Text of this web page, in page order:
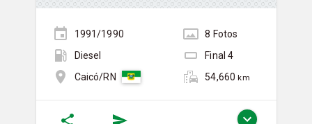
1991/1990 8 Fotos
Diesel
Final4
Caicó/RN
54,660 km